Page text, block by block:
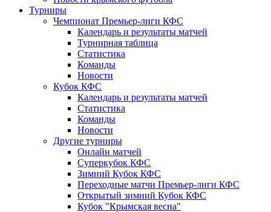
Турниры
Чемпионат Премьер-лиги КФС
Календарь и результаты матчей
Турнирная таблица
Статистика
Команды
Новости
Кубок КФС
Календарь и результаты матчей
Статистика
Команды
Новости
Другие турниры
Онлайн матчей
Суперкубок КФС
Зимний Кубок КФС
Переходные матчи Премьер-лиги КФС
Открытый зимний Кубок КФС
Кубок "Крымская весна"